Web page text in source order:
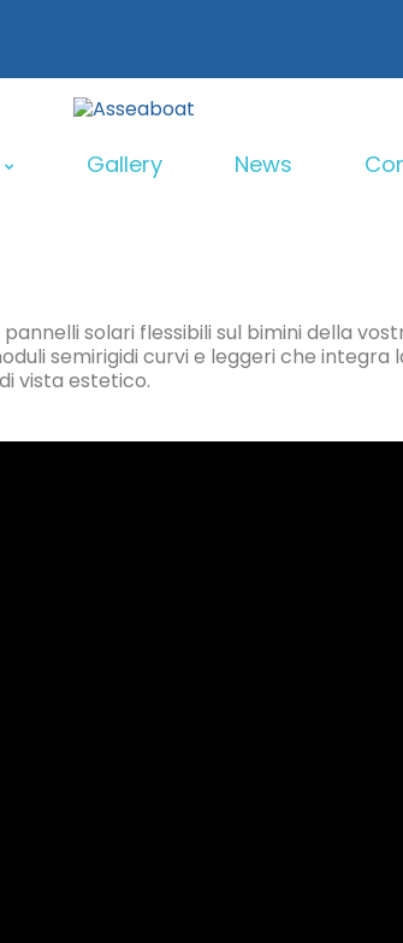
Rollbar
Sun Bar Monoarc
Gallery News
solari flessibili sul bimini della
semirigidi curvi e leggeri che integra
vista estetico.